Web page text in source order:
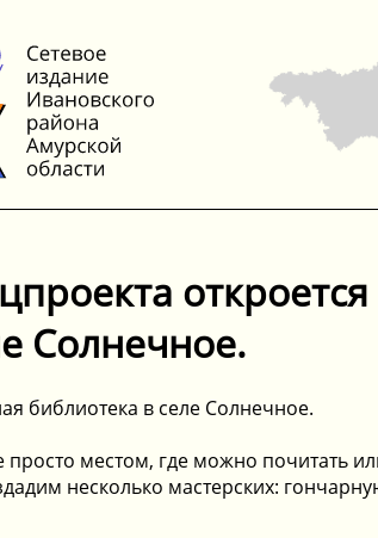
откроется
Солнечное.
библиотека в селе Солнечное.
местом, где можно почитать
несколько мастерских: